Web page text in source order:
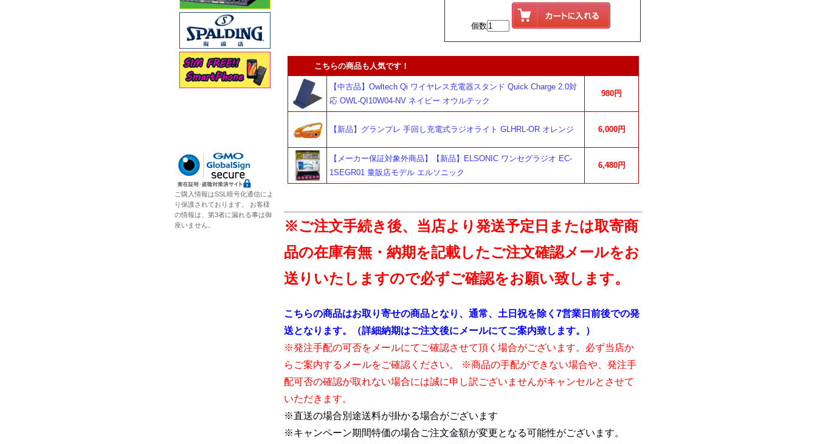
個数
こちらの商品も人気です！
【中古品】Owltech Qi ワイヤレス充電器スタンド Quick Charge 2.0対
応 OWL-QI10W04-NV ネイビー オウルテック
980円
【新品】グランプレ 手回し充電式ラジオライト GLHRL-OR オレンジ 6,000円
【メーカー保証対象外商品】【新品】ELSONIC ワンセグラジオ EC-
1SEGR01 量販店モデル エルソニック
6,480円
※ご注文手続き後、当店より発送予定日または取寄商
品の在庫有無・納期を記載したご注文確認メールをお
送りいたしますので必ずご確認をお願い致します。
こちらの商品はお取り寄せの商品となり、通常、土日祝を除く7営業日前後での発
送となります。（詳細納期はご注文後にメールにてご案内致します。）
※発注手配の可否をメールにてご確認させて頂く場合がございます。必ず当店か
らご案内するメールをご確認ください。 ※商品の手配ができない場合や、発注手
配可否の確認が取れない場合には誠に申し訳ございませんがキャンセルとさせて
いただきます。
※直送の場合別途送料が掛かる場合がございます
※キャンペーン期間特価の場合ご注文金額が変更となる可能性がございます。
ご購入情報はSSL暗号化通信によ
り保護されております。 お客様
の情報は、第3者に漏れる事は御
座いません。